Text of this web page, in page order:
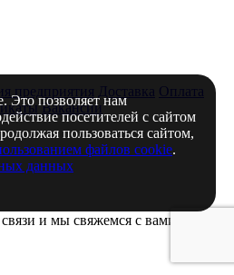
предприятия Доставка Оплата
Вакансии
и мы свяжемся с вами в
Это позволяет нам
посетителей с сайтом
пользоваться сайтом,
файлов cookie.
данных